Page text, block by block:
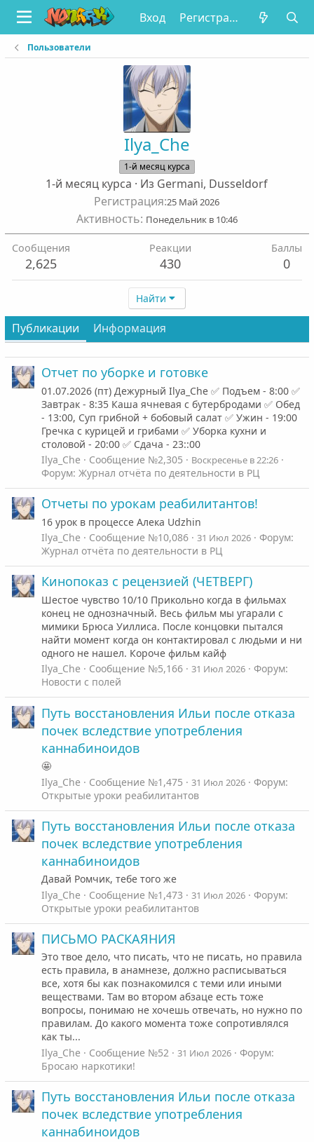
Вход Регистрация
Пользователи
Ilya_Che
1-й месяц курса
1-й месяц курса · Из Germani, Dusseldorf
Регистрация 25 Май 2026
Активность Понедельник в 10:46
Сообщения
2,625
Реакции
430
Баллы
0
Найти
Публикации Информация
Отчет по уборке и готовке
01.07.2026 (пт) Дежурный Ilya_Che ✅ Подъем - 8:00 ✅
Завтрак - 8:35 Каша ячневая с бутербродами ✅ Обед
- 13:00, Суп грибной + бобовый салат ✅ Ужин - 19:00
Гречка с курицей и грибами ✅ Уборка кухни и
столовой - 20:00 ✅ Сдача - 23::00
Ilya_Che
Сообщение №2,305 Воскресенье в 22:26
Форум: Журнал отчёта по деятельности в РЦ
Отчеты по урокам реабилитантов!
16 урок в процессе Алека Udzhin
Ilya_Che
Сообщение №10,086 31 Июл 2026
Форум:
Журнал отчёта по деятельности в РЦ
Кинопоказ с рецензией (ЧЕТВЕРГ)
Шестое чувство 10/10 Прикольно когда в фильмах
конец не однозначный. Весь фильм мы угарали с
мимики Брюса Уиллиса. После концовки пытался
найти момент когда он контактировал с людьми и ни
одного не нашел. Короче фильм кайф
Ilya_Che
Сообщение №5,166 31 Июл 2026
Форум:
Новости с полей
Путь восстановления Ильи после отказа
почек вследствие употребления
каннабиноидов
🤩
Ilya_Che
Сообщение №1,475 31 Июл 2026
Форум:
Открытые уроки реабилитантов
Путь восстановления Ильи после отказа
почек вследствие употребления
каннабиноидов
Давай Ромчик, тебе того же
Ilya_Che
Сообщение №1,473 31 Июл 2026
Форум:
Открытые уроки реабилитантов
ПИСЬМО РАСКАЯНИЯ
Это твое дело, что писать, что не писать, но правила
есть правила, в анамнезе, должно расписываться
все, хотя бы как познакомился с теми или иными
веществами. Там во втором абзаце есть тоже
вопросы, понимаю не хочешь отвечать, но нужно по
правилам. До какого момента тоже сопротивлялся
как ты...
Ilya_Che
Сообщение №52 31 Июл 2026
Форум:
Бросаю наркотики!
Путь восстановления Ильи после отказа
почек вследствие употребления
каннабиноидов